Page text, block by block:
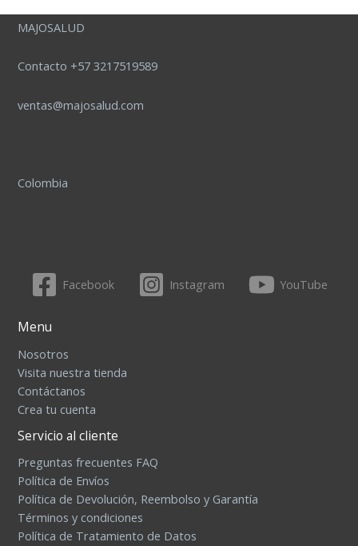
MAJOSALUD
Contacto +57 3217519589
ventas@majosalud.com
Colombia
Facebook Instagram YouTube
Menu
Nosotros
Visita nuestra tienda
Contáctanos
Crea tu cuenta
Servicio al cliente
Preguntas frecuentes FAQ
Política de Envíos
Política de Devolución, Reembolso y Garantía
Términos y condiciones
Política de Tratamiento de Datos